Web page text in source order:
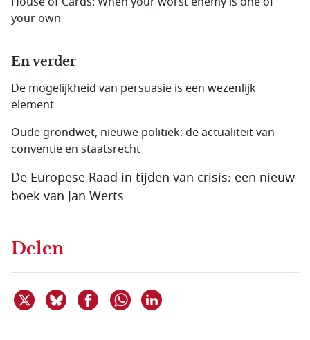
your own
En verder
De mogelijkheid van persuasie is een wezenlijk
element
Oude grondwet, nieuwe politiek: de actualiteit van
conventie en staatsrecht
De Europese Raad in tijden van crisis: een nieuw
boek van Jan Werts
Delen
Deel dit item op X
Deel dit item op Bluesky
Deel dit item op Facebook
Delen via WhatsApp